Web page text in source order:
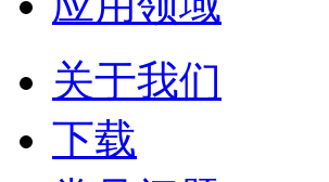
关于我们
下载